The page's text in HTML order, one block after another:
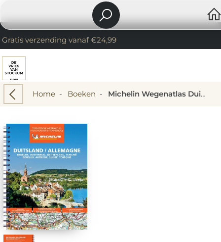
Gratis verzending vanaf €24,99
Home- Boeken - Michelin Wegenatlas Duitsland, Benelux, Oostenrijk, Zwitserland, Tsjechië